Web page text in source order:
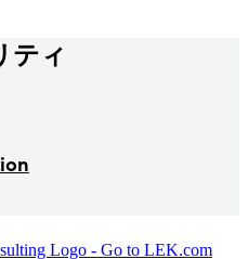
ティ
Logo - Go to LEK.com